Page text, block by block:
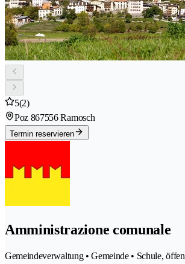
5(2)
Poz 867556 Ramosch
Termin reservieren
Amministrazione comunale
Gemeindeverwaltung • Gemeinde • Schule,